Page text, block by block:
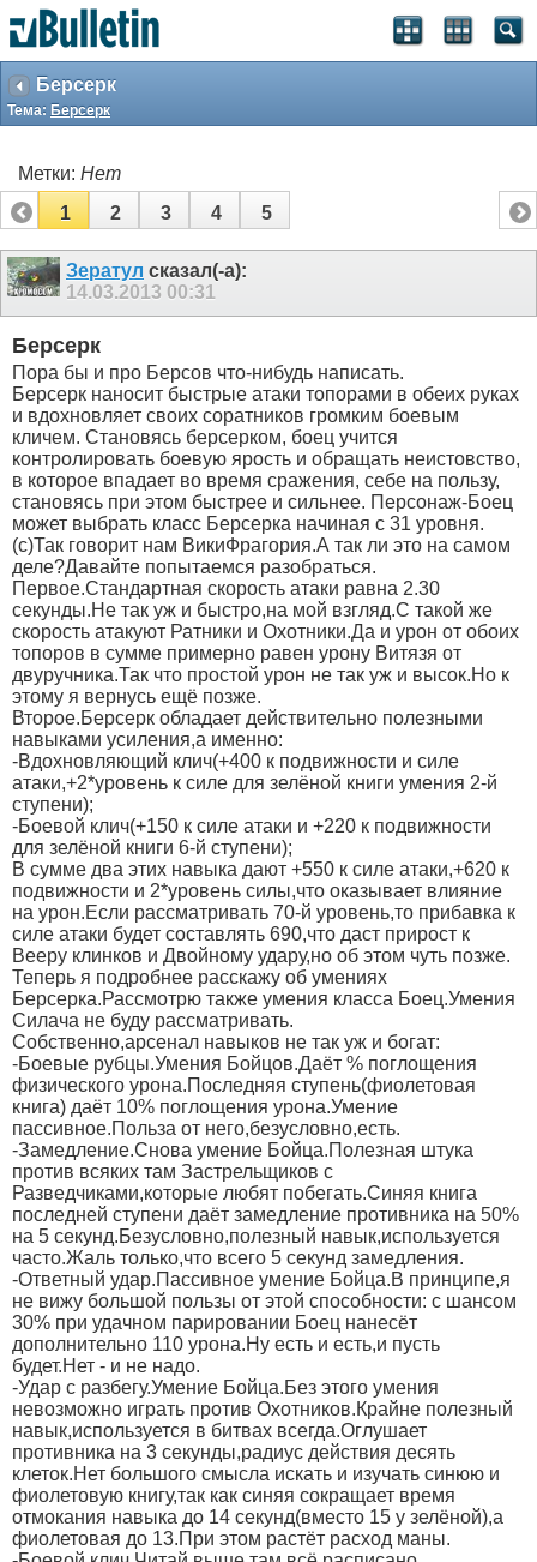
Берсерк
Тема: Берсерк
Метки: Нет
1
2 3 4 5
Зератул сказал(-а):
14.03.2013 00:31
Берсерк
Пора бы и про Берсов что-нибудь написать.
Берсерк наносит быстрые атаки топорами в обеих руках
и вдохновляет своих соратников громким боевым
кличем. Становясь берсерком, боец учится
контролировать боевую ярость и обращать неистовство,
в которое впадает во время сражения, себе на пользу,
становясь при этом быстрее и сильнее. Персонаж-Боец
может выбрать класс Берсерка начиная с 31 уровня.
(с)Так говорит нам ВикиФрагория.А так ли это на самом
деле?Давайте попытаемся разобраться.
Первое.Стандартная скорость атаки равна 2.30
секунды.Не так уж и быстро,на мой взгляд.С такой же
скорость атакуют Ратники и Охотники.Да и урон от обоих
топоров в сумме примерно равен урону Витязя от
двуручника.Так что простой урон не так уж и высок.Но к
этому я вернусь ещё позже.
Второе.Берсерк обладает действительно полезными
навыками усиления,а именно:
-Вдохновляющий клич(+400 к подвижности и силе
атаки,+2*уровень к силе для зелёной книги умения 2-й
ступени);
-Боевой клич(+150 к силе атаки и +220 к подвижности
для зелёной книги 6-й ступени);
В сумме два этих навыка дают +550 к силе атаки,+620 к
подвижности и 2*уровень силы,что оказывает влияние
на урон.Если рассматривать 70-й уровень,то прибавка к
силе атаки будет составлять 690,что даст прирост к
Вееру клинков и Двойному удару,но об этом чуть позже.
Теперь я подробнее расскажу об умениях
Берсерка.Рассмотрю также умения класса Боец.Умения
Силача не буду рассматривать.
Собственно,арсенал навыков не так уж и богат:
-Боевые рубцы.Умения Бойцов.Даёт % поглощения
физического урона.Последняя ступень(фиолетовая
книга) даёт 10% поглощения урона.Умение
пассивное.Польза от него,безусловно,есть.
-Замедление.Снова умение Бойца.Полезная штука
против всяких там Застрельщиков с
Разведчиками,которые любят побегать.Синяя книга
последней ступени даёт замедление противника на 50%
на 5 секунд.Безусловно,полезный навык,используется
часто.Жаль только,что всего 5 секунд замедления.
-Ответный удар.Пассивное умение Бойца.В принципе,я
не вижу большой пользы от этой способности: с шансом
30% при удачном парировании Боец нанесёт
дополнительно 110 урона.Ну есть и есть,и пусть
будет.Нет - и не надо.
-Удар с разбегу.Умение Бойца.Без этого умения
невозможно играть против Охотников.Крайне полезный
навык,используется в битвах всегда.Оглушает
противника на 3 секунды,радиус действия десять
клеток.Нет большого смысла искать и изучать синюю и
фиолетовую книгу,так как синяя сокращает время
отмокания навыка до 14 секунд(вместо 15 у зелёной),а
фиолетовая до 13.При этом растёт расход маны.